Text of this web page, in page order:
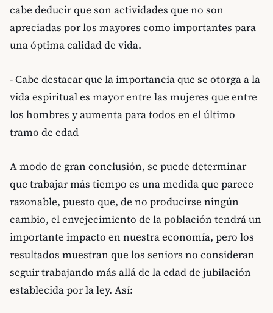
cabe deducir que son actividades que no son
apreciadas por los mayores como importantes para
una óptima calidad de vida.
- Cabe destacar que la importancia que se otorga a la
vida espiritual es mayor entre las mujeres que entre
los hombres y aumenta para todos en el último
tramo de edad
A modo de gran conclusión, se puede determinar
que trabajar más tiempo es una medida que parece
razonable, puesto que, de no producirse ningún
cambio, el envejecimiento de la población tendrá un
importante impacto en nuestra economía, pero los
resultados muestran que los seniors no consideran
seguir trabajando más allá de la edad de jubilación
establecida por la ley. Así: